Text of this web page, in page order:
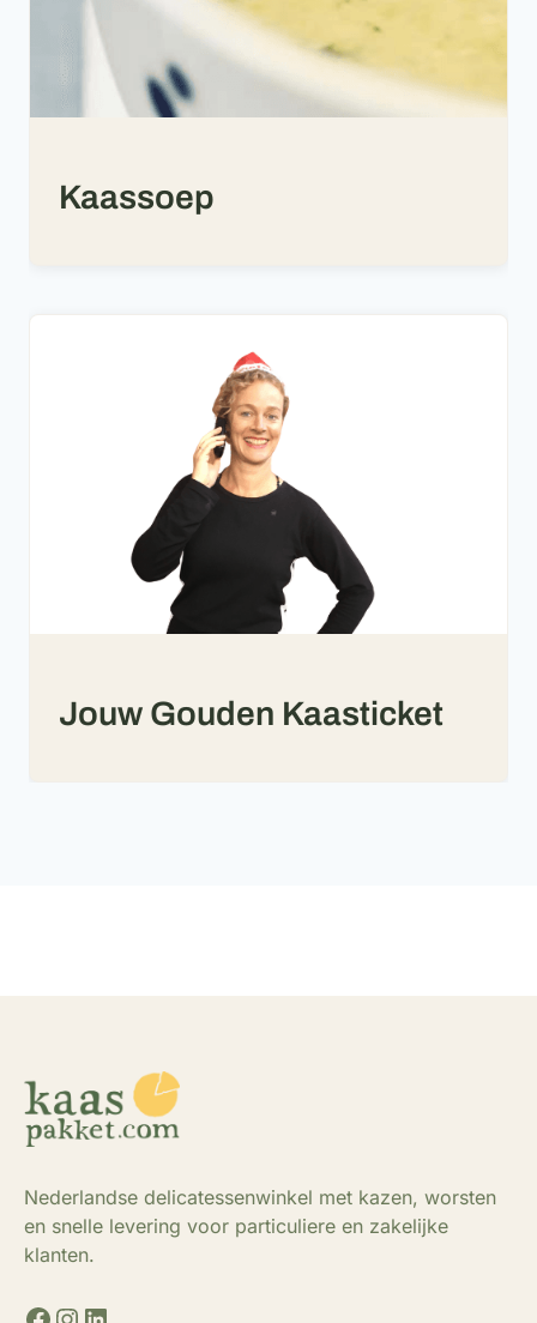
Kaassoep
Jouw Gouden Kaasticket
Nederlandse delicatessenwinkel met kazen, worsten
en snelle levering voor particuliere en zakelijke
klanten.